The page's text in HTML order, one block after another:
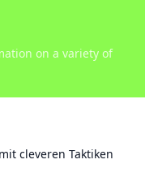
on a variety of
cleveren Taktiken